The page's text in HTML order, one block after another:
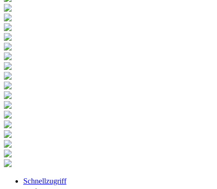
Schnellzugriff